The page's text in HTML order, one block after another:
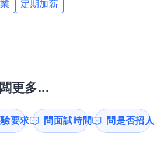
定期加薪
更多...
要求 問面試時間 問是否招人